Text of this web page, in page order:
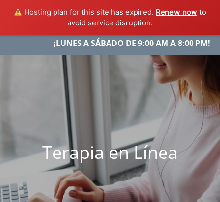
Hosting plan for this site has expired. Renew now to
avoid service disruption.
to
¡LUNES A SÁBADO DE 9:00 AM A 8:00 PM!
Menu
Terapia en Línea